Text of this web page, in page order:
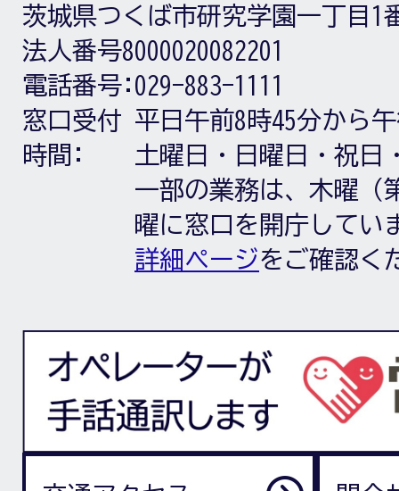
茨城県つくば市研究学園一丁目1
法人番号8000020082201
電話番号: 029-883-1111
窓口受付
時間:
平日午前8時45分から
土曜日・日曜日・祝日
一部の業務は、木曜（
曜に窓口を開庁してい
詳細ページをご確認く